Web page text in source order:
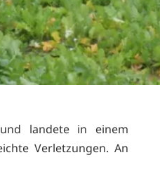
landete in einem
Verletzungen. An